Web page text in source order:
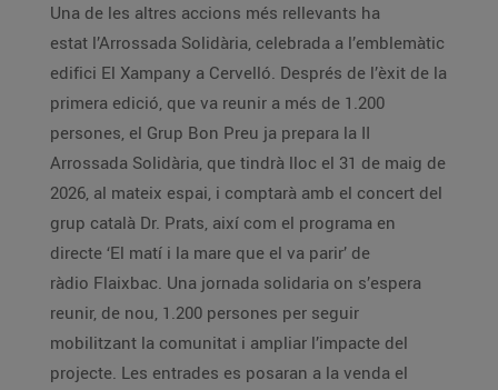
Una de les altres accions més rellevants ha
estat l’Arrossada Solidària, celebrada a l’emblemàtic
edifici El Xampany a Cervelló. Després de l’èxit de la
primera edició, que va reunir a més de 1.200
persones, el Grup Bon Preu ja prepara la II
Arrossada Solidària, que tindrà lloc el 31 de maig de
2026, al mateix espai, i comptarà amb el concert del
grup català Dr. Prats, així com el programa en
directe ‘El matí i la mare que el va parir’ de
ràdio Flaixbac. Una jornada solidaria on s’espera
reunir, de nou, 1.200 persones per seguir
mobilitzant la comunitat i ampliar l’impacte del
projecte. Les entrades es posaran a la venda el